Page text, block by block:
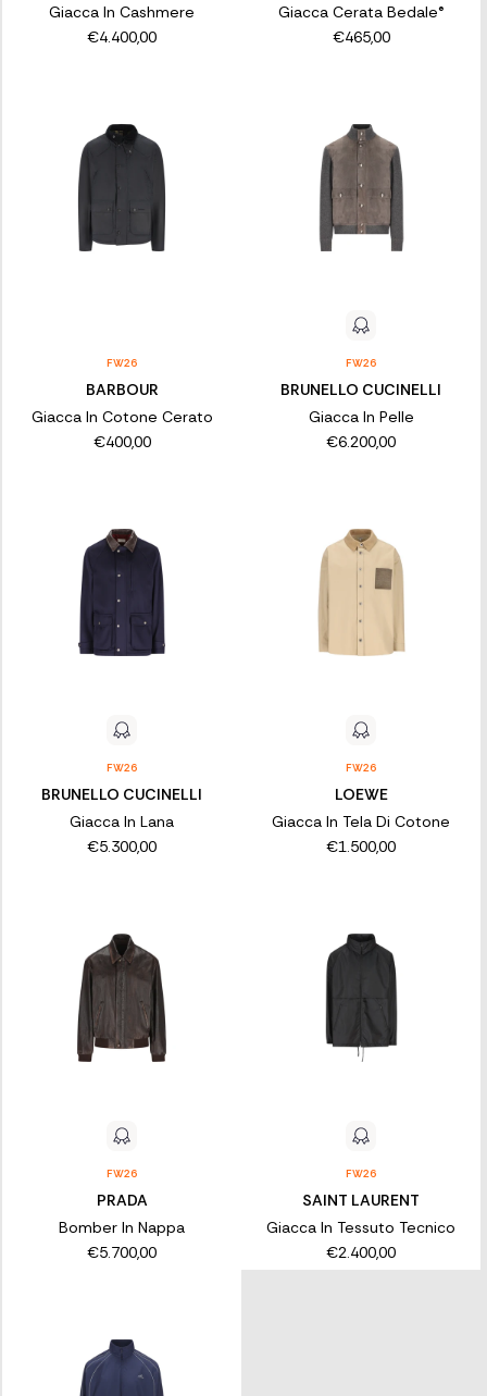
Giacca In Cashmere
€4.400,00
Giacca Cerata Bedale®
€465,00
FW26
BARBOUR
Giacca In Cotone Cerato
€400,00
FW26
BRUNELLO CUCINELLI
Giacca In Pelle
€6.200,00
FW26
BRUNELLO CUCINELLI
Giacca In Lana
€5.300,00
FW26
LOEWE
Giacca In Tela Di Cotone
€1.500,00
FW26
PRADA
Bomber In Nappa
€5.700,00
FW26
SAINT LAURENT
Giacca In Tessuto Tecnico
€2.400,00